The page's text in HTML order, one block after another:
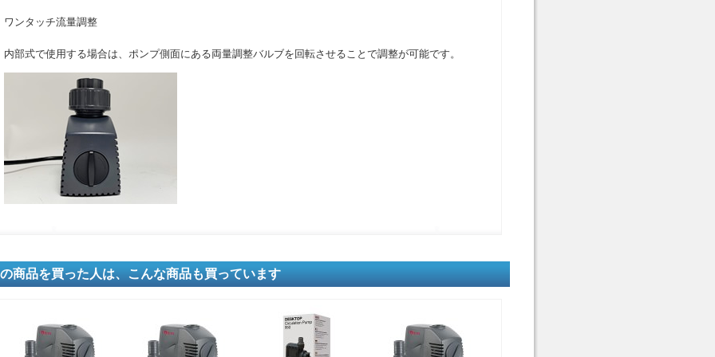
ワンタッチ流量調整
内部式で使用する場合は、ポンプ側面にある両量調整バルブを回転させることで調整が可能です。
商品を買った人は、こんな商品も買っています